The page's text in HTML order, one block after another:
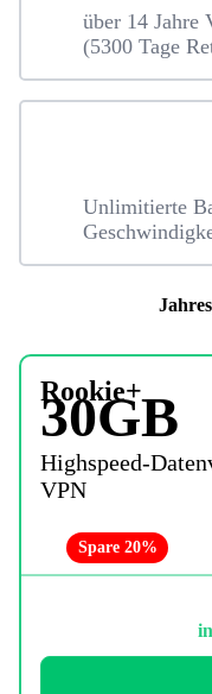
über 14 Jahre
(5300 Tage
Unlimitierte
Rookie+
30GB
Highspeed-
VPN
Spare 20%